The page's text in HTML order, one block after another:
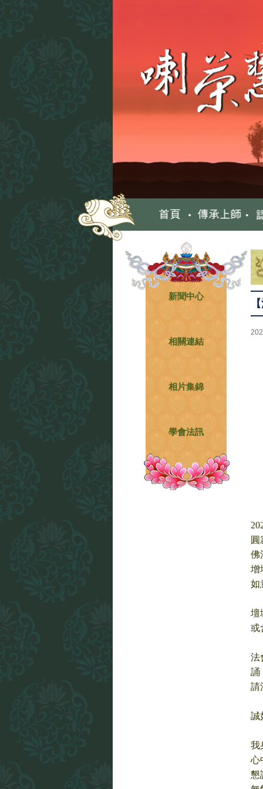
新聞中心
相關連結
相片集錦
學會法訊
佛
增
如
壇
或
法
誦
請
誠
我
心
懇